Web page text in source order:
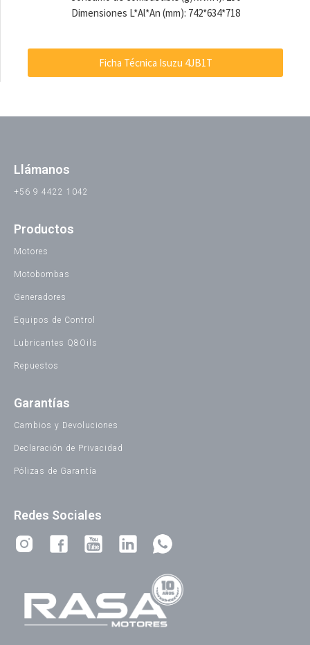
Dimensiones L*Al*An (mm): 742*634*718
Ficha Técnica Isuzu 4JB1T
Llámanos
+56 9 4422 1042
Productos
Motores
Motobombas
Generadores
Equipos de Control
Lubricantes Q8Oils
Repuestos
Garantías
Cambios y Devoluciones
Declaración de Privacidad
Pólizas de Garantía
Redes Sociales